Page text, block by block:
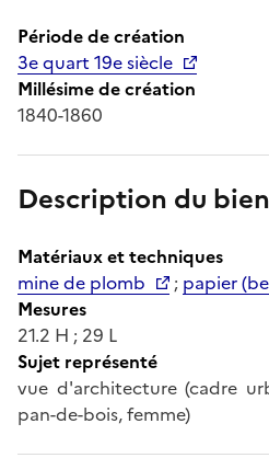
Période de création
3e quart 19e siècle
Millésime de création
1840-1860
Description du
Matériaux et techniques
mine de plomb
; papier
Mesures
21.2 H ; 29 L
Sujet représenté
vue d'architecture (cadre
pan-de-bois, femme)